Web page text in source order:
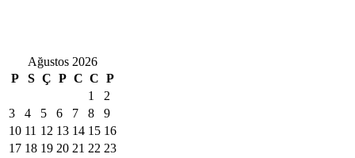
Ağustos 2026
P
S Ç P C C P
1
2
3
4 5 6 7 8
9
10 11 12 13 14 15 16
17 18 19 20 21 22 23